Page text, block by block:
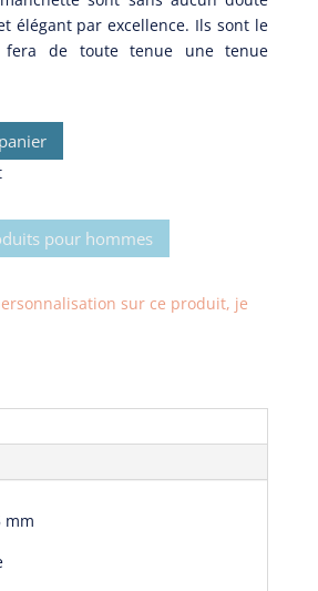
élégant par excellence. Ils sont le
de toute tenue une tenue
pour hommes
sur ce produit, je
mm